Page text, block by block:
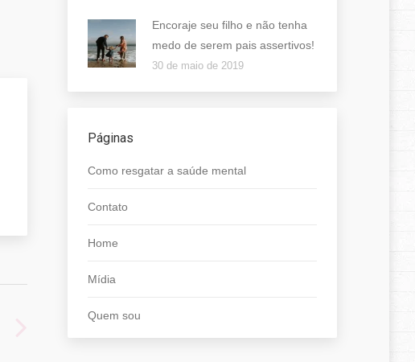
Encoraje seu filho e não tenha
medo de serem pais assertivos!
30 de maio de 2019
Páginas
Como resgatar a saúde mental
Contato
Home
Mídia
Quem sou